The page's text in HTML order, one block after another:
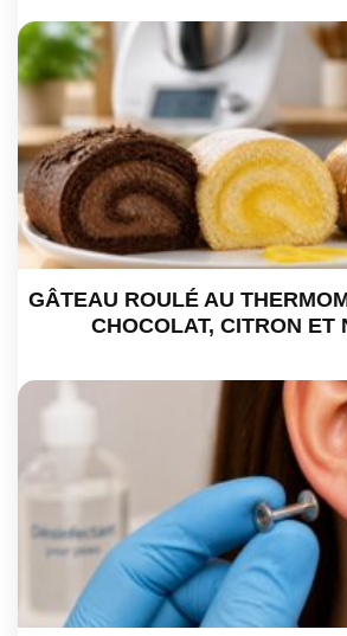
GÂTEAU ROULÉ AU
CHOCOLAT, CITRON ET